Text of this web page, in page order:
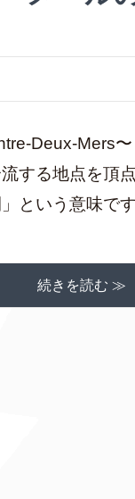
Deux-Mers
する地点を頂
という意味で
続きを読む ≫